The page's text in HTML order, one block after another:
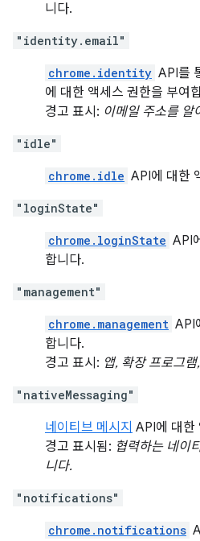
니다.
"identity.email"
chrome.identity API를
에 대한 액세스 권한을 부여
경고 표시: 이메일 주소를 알
"idle"
chrome.idle API에 대한
"loginState"
chrome.loginState API
합니다.
"management"
chrome.management API
합니다.
경고 표시: 앱, 확장 프로그
"nativeMessaging"
네이티브 메시지 API에 대한
경고 표시됨: 협력하는 네이
니다.
"notifications"
chrome.notifications